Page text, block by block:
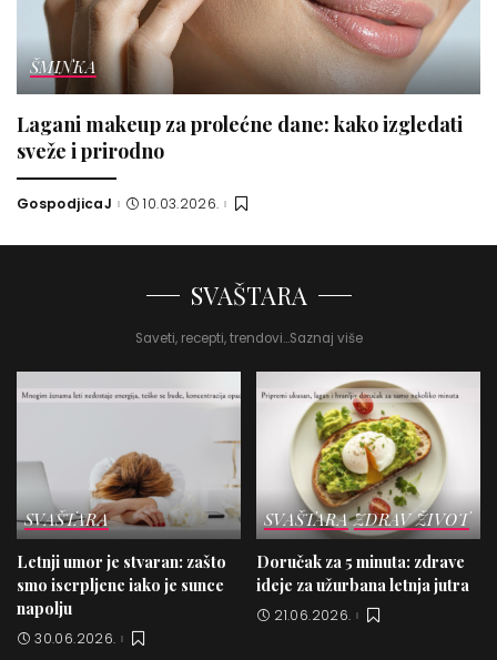
ŠMINKA
Lagani makeup za prolećne dane: kako izgledati
sveže i prirodno
GospodjicaJ 10.03.2026.
SVAŠTARA
Saveti, recepti, trendovi...Saznaj više
SVAŠTARA
Letnji umor je stvaran: zašto
smo iscrpljene iako je sunce
napolju
30.06.2026.
SVAŠTARA ZDRAV ŽIVOT
Doručak za 5 minuta: zdrave
ideje za užurbana letnja jutra
21.06.2026.